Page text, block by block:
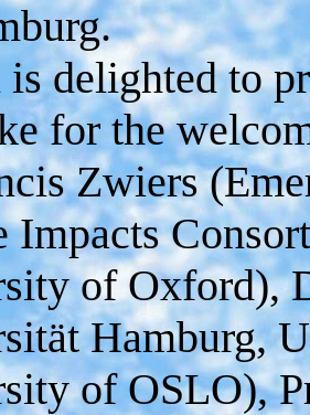
delighted to
for the
Zwiers
Impacts
of Oxford),
Hamburg,
of OSLO),